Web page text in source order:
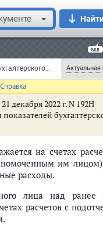
Приказ Минфина РФ от 1 декабря 2010 г. N 157н "Об утверждении Единого плана счетов бухгалтерского учета для органов государственной власти (государственных органов), органов местного самоуправления, органов управления государственными внебюджетными фондами, государственных академий наук, государственных (муниципальных) учреждений и Инструкции по его применению" (с изменениями и дополнениями) (документ не действует) Актуальная
Справка
иностранных
валюте и на
возникшие при
в
года от переоценки
декабря 2022 г. N 192Н
на счетах
им
расходы.
лица над
расчетов с